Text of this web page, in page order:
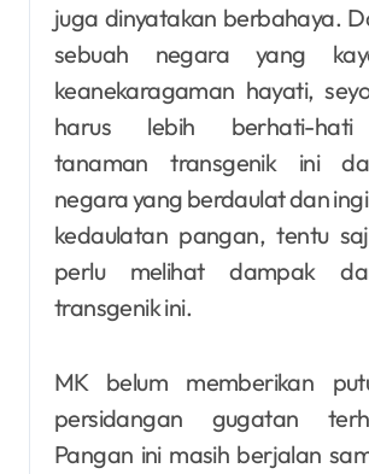
juga dinyatakan berbahaya.
sebuah negara yang
keanekaragaman hayati,
harus lebih berhati-hati
tanaman transgenik ini
negara yang berdaulat dan
kedaulatan pangan, tentu
perlu melihat dampak
transgenik ini.
MK belum memberikan
persidangan gugatan
Pangan ini masih berjalan